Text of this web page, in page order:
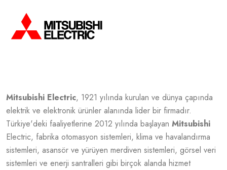
Mitsubishi Electric, 1921 yılında kurulan ve dünya çapında
elektrik ve elektronik ürünler alanında lider bir firmadır.
Türkiye'deki faaliyetlerine 2012 yılında başlayan Mitsubishi
Electric, fabrika otomasyon sistemleri, klima ve havalandırma
sistemleri, asansör ve yürüyen merdiven sistemleri, görsel veri
sistemleri ve enerji santralleri gibi birçok alanda hizmet